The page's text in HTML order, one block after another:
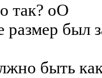
так? оО
был
быть как